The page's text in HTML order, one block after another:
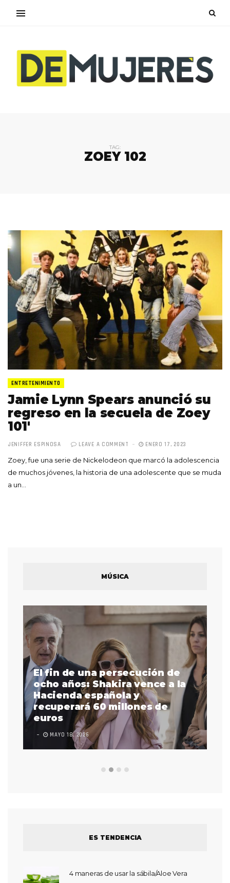
TAG:
ZOEY 102
ENTRETENIMIENTO
Jamie Lynn Spears anunció su
regreso en la secuela de Zoey
101′
JENIFFER ESPINOSA LEAVE A COMMENT ENERO 17, 2023
Zoey, fue una serie de Nickelodeon que marcó la adolescencia
de muchos jóvenes, la historia de una adolescente que se muda
a un…
MÚSICA
El fin de una persecución de
ocho años: Shakira vence a la
Hacienda española y
recuperará 60 millones de
euros
MAYO 18, 2026
ES TENDENCIA
4 maneras de usar la sábila/Aloe Vera